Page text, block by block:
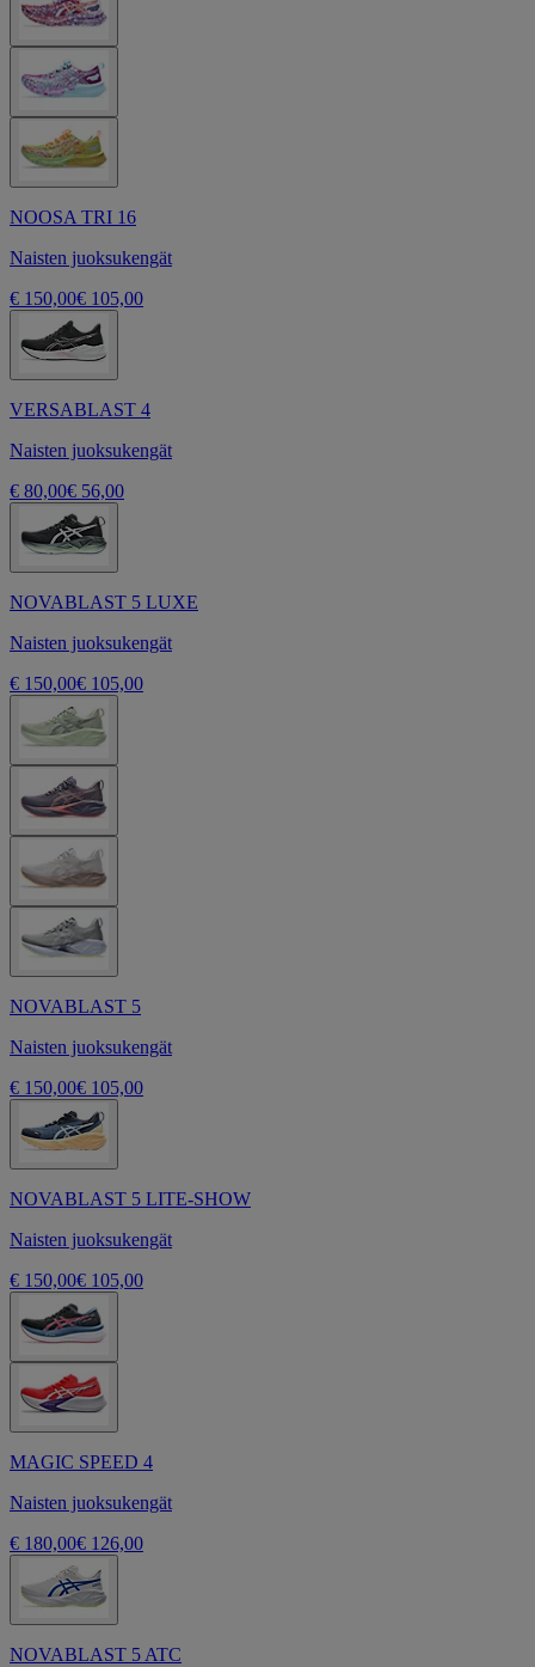
NOOSA TRI 16
Naisten juoksukengät
€ 150,00€ 105,00
VERSABLAST 4
Naisten juoksukengät
€ 80,00€ 56,00
NOVABLAST 5 LUXE
Naisten juoksukengät
€ 150,00€ 105,00
NOVABLAST 5
Naisten juoksukengät
€ 150,00€ 105,00
NOVABLAST 5 LITE-SHOW
Naisten juoksukengät
€ 150,00€ 105,00
MAGIC SPEED 4
Naisten juoksukengät
€ 180,00€ 126,00
NOVABLAST 5 ATC